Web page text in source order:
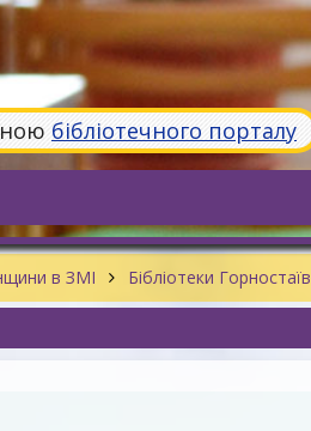
бібліотечного порталу
в ЗМІ Бібліотеки